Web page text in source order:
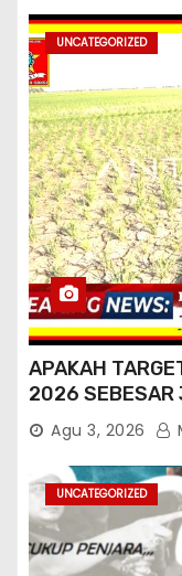
UNCATEGORIZED
APAKAH
2026 SEBESAR
TERCAPAI ?
Agu 3, 2026
UNCATEGORIZED